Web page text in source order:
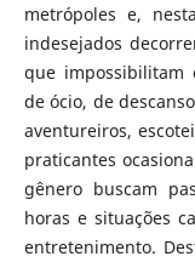
metrópoles e,
indesejados
que impossibilitam
de ócio, de
aventureiros,
praticantes
gênero buscam
horas e situações
entretenimento.